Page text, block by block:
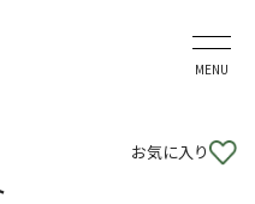
MENU
お気に入り